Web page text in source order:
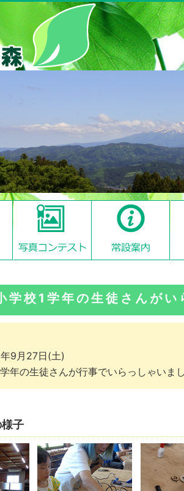
学校1学年の生徒さんが
9月27日(土)
年の生徒さんが行事でいらっしゃいま
子